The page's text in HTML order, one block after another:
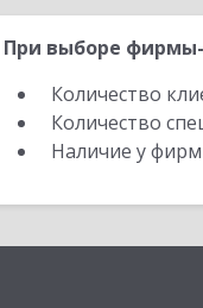
При выборе
Количество
Количество
Наличие у